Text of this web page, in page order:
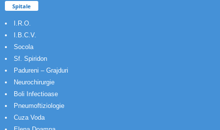
Spitale
I.R.O.
I.B.C.V.
Socola
Sf. Spiridon
Padureni – Grajduri
Neurochirurgie
Boli Infectioase
Pneumoftiziologie
Cuza Voda